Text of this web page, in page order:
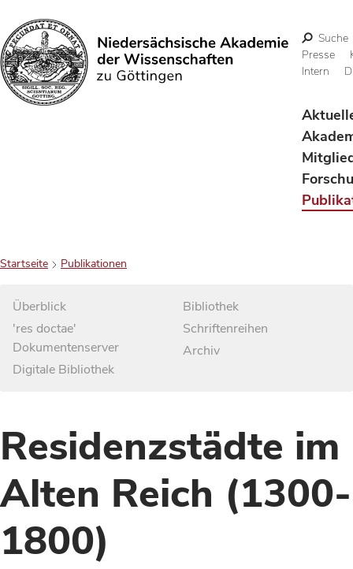
Suchen
Suche
Presse
Intern
Startseite Publikationen
Überblick
'res doctae'
Dokumentenserver
Digitale Bibliothek
Bibliothek
Schriftenreihen
Archiv
Residenzstädte im
Alten Reich (1300-
1800)